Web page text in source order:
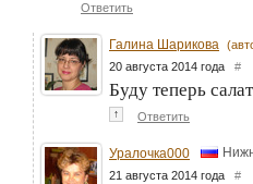
Ответить
Галина Шарикова
20 августа 2014 года #
Буду теперь
↑ Ответить
Уралочка000
21 августа 2014 года #